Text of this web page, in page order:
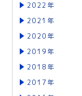
2022年
2021年
2020年
2019年
2018年
2017年